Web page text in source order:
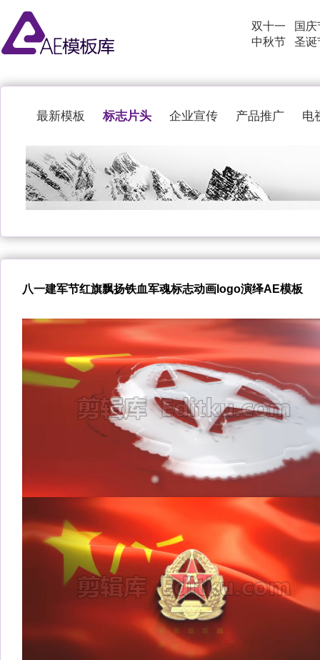
双十一
中秋节
国庆
圣诞
最新模板 标志片头 企业宣传 产品推广 电
八一建军节红旗飘扬铁血军魂标志动画logo演绎AE模板